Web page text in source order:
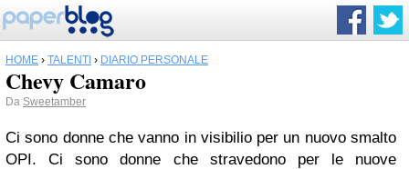
HOME › TALENTI › DIARIO PERSONALE
Chevy Camaro
Da Sweetamber
Ci sono donne che vanno in visibilio per un nuovo smalto
OPI. Ci sono donne che stravedono per le nuove